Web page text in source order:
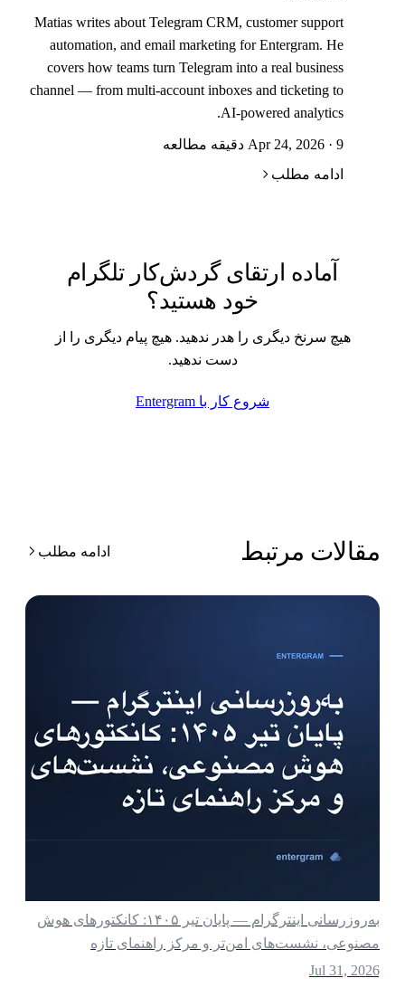
Matias writes about Telegram CRM, customer support
automation, and email marketing for Entergram. He
covers how teams turn Telegram into a real business
channel — from multi-account inboxes and ticketing to
AI-powered analytics.
Apr 24, 2026 · 9 دقیقه مطالعه
ادامه مطلب
آماده ارتقای گردش‌کار تلگرام
خود هستید؟
هیچ سرنخ دیگری را هدر ندهید. هیچ پیام دیگری را از
دست ندهید.
شروع کار با Entergram
مرتبط ادامه مطلب
به‌روزرسانی اینترگرام — پایان تیر ۱۴۰۵: کانکتورهای هوش
نشست‌های امن‌تر و مرکز راهنمای تازه
Jul 31,